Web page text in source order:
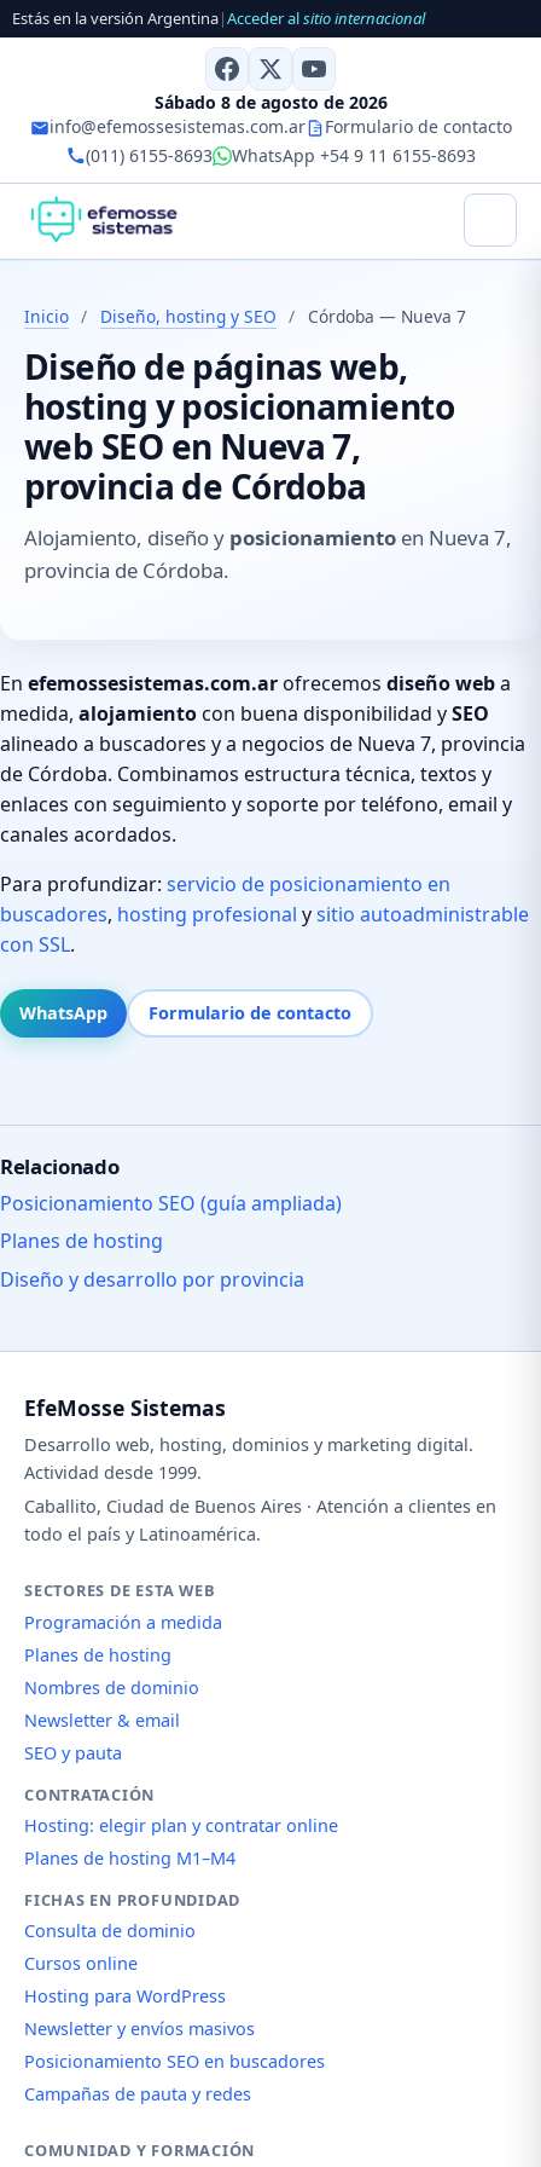
Estás en la versión Argentina|Acceder alsitio internacional
Sábado 8 de agosto de 2026
info@efemossesistemas.com.ar
Formulario de contacto
(011) 6155-8693
WhatsApp +54 9 11 6155-8693
Inicio / Diseño, hosting y SEO / Córdoba — Nueva 7
Diseño de páginas web,
hosting y posicionamiento
web SEO en Nueva 7,
provincia de Córdoba
Alojamiento, diseño y posicionamiento en Nueva 7,
provincia de Córdoba.
En efemossesistemas.com.arofrecemos diseño weba
medida, alojamientocon buena disponibilidad ySEO
alineado a buscadores y a negocios de Nueva 7, provincia
de Córdoba. Combinamos estructura técnica, textos y
enlaces con seguimiento y soporte por teléfono, email y
canales acordados.
Para profundizar: servicio de posicionamiento en
buscadores, hosting profesional ysitio autoadministrable
con SSL.
WhatsApp Formulario de contacto
Relacionado
Posicionamiento SEO (guía ampliada)
Planes de hosting
Diseño y desarrollo por provincia
EfeMosse Sistemas
Desarrollo web, hosting, dominios y marketing digital.
Actividad desde 1999.
Caballito, Ciudad de Buenos Aires · Atención a clientes en
todo el país y Latinoamérica.
SECTORES DE ESTA WEB
Programación a medida
Planes de hosting
Nombres de dominio
Newsletter & email
SEO y pauta
CONTRATACIÓN
Hosting: elegir plan y contratar online
Planes de hosting M1–M4
FICHAS EN PROFUNDIDAD
Consulta de dominio
Cursos online
Hosting para WordPress
Newsletter y envíos masivos
Posicionamiento SEO en buscadores
Campañas de pauta y redes
COMUNIDAD Y FORMACIÓN